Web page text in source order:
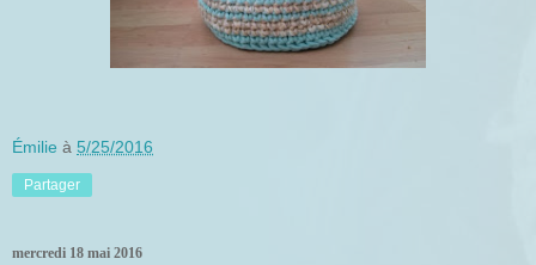
Émilie à 5/25/2016
Partager
mercredi 18 mai 2016